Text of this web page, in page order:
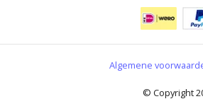
Algemene
© Copyright